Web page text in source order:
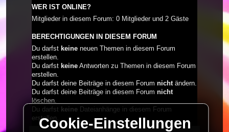
WER IST ONLINE?
Mitglieder in diesem Forum: 0 Mitglieder und 2 Gäste
BERECHTIGUNGEN IN DIESEM FORUM
Du darfst keine neuen Themen in diesem Forum
erstellen.
Du darfst keine Antworten zu Themen in diesem Forum
erstellen.
Du darfst deine Beiträge in diesem Forum nichtändern.
Du darfst deine Beiträge in diesem Forum nicht
löschen.
Du darfst keine Dateianhänge in diesem Forum
erstellen.
Cookie-Einstellungen